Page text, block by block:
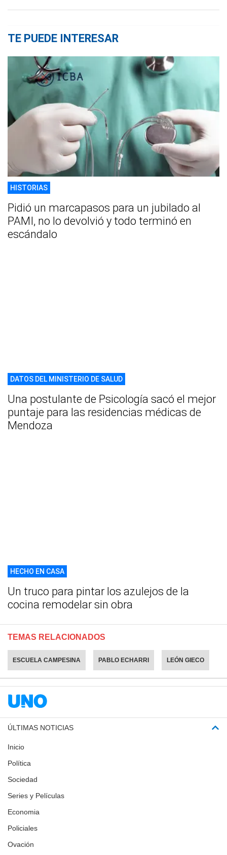
TE PUEDE INTERESAR
HISTORIAS
Pidió un marcapasos para un jubilado al
PAMI, no lo devolvió y todo terminó en
escándalo
DATOS DEL MINISTERIO DE SALUD
Una postulante de Psicología sacó el mejor
puntaje para las residencias médicas de
Mendoza
HECHO EN CASA
Un truco para pintar los azulejos de la
cocina remodelar sin obra
TEMAS RELACIONADOS
ESCUELA CAMPESINA PABLO ECHARRI LEÓN GIECO
ÚLTIMAS NOTICIAS
Inicio
Política
Sociedad
Series y Películas
Economia
Policiales
Ovación